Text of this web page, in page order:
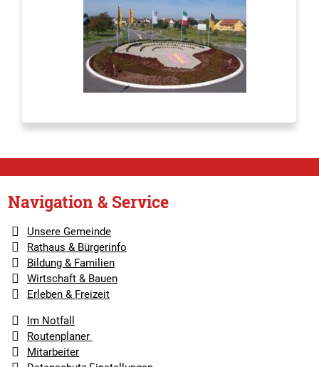
Navigation & Service
Unsere Gemeinde
Rathaus & Bürgerinfo
Bildung & Familien
Wirtschaft & Bauen
Erleben & Freizeit
Im Notfall
Routenplaner
Mitarbeiter